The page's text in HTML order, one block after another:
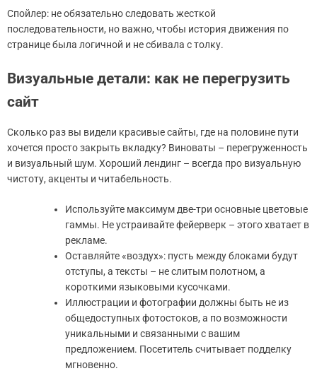
Спойлер: не обязательно следовать жесткой
последовательности, но важно, чтобы история движения по
странице была логичной и не сбивала с толку.
Визуальные детали: как не перегрузить
сайт
Сколько раз вы видели красивые сайты, где на половине пути
хочется просто закрыть вкладку? Виноваты – перегруженность
и визуальный шум. Хороший лендинг – всегда про визуальную
чистоту, акценты и читабельность.
Используйте максимум две-три основные цветовые
гаммы. Не устраивайте фейерверк – этого хватает в
рекламе.
Оставляйте «воздух»: пусть между блоками будут
отступы, а тексты – не слитым полотном, а
короткими языковыми кусочками.
Иллюстрации и фотографии должны быть не из
общедоступных фотостоков, а по возможности
уникальными и связанными с вашим
предложением. Посетитель считывает подделку
мгновенно.